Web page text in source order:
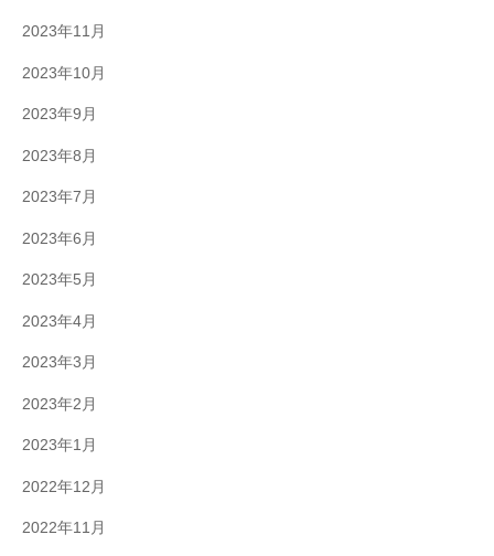
2023年11月
2023年10月
2023年9月
2023年8月
2023年7月
2023年6月
2023年5月
2023年4月
2023年3月
2023年2月
2023年1月
2022年12月
2022年11月